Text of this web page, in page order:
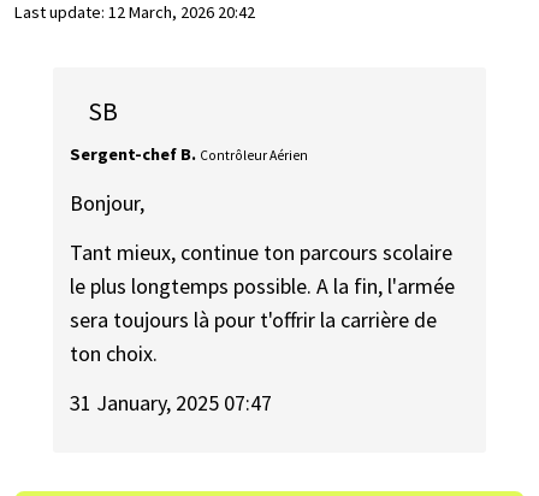
Last update: 12 March, 2026 20:42
SB
Sergent-chef B. Contrôleur Aérien
Bonjour,
Tant mieux, continue ton parcours scolaire
le plus longtemps possible. A la fin, l'armée
sera toujours là pour t'offrir la carrière de
ton choix.
31 January, 2025 07:47